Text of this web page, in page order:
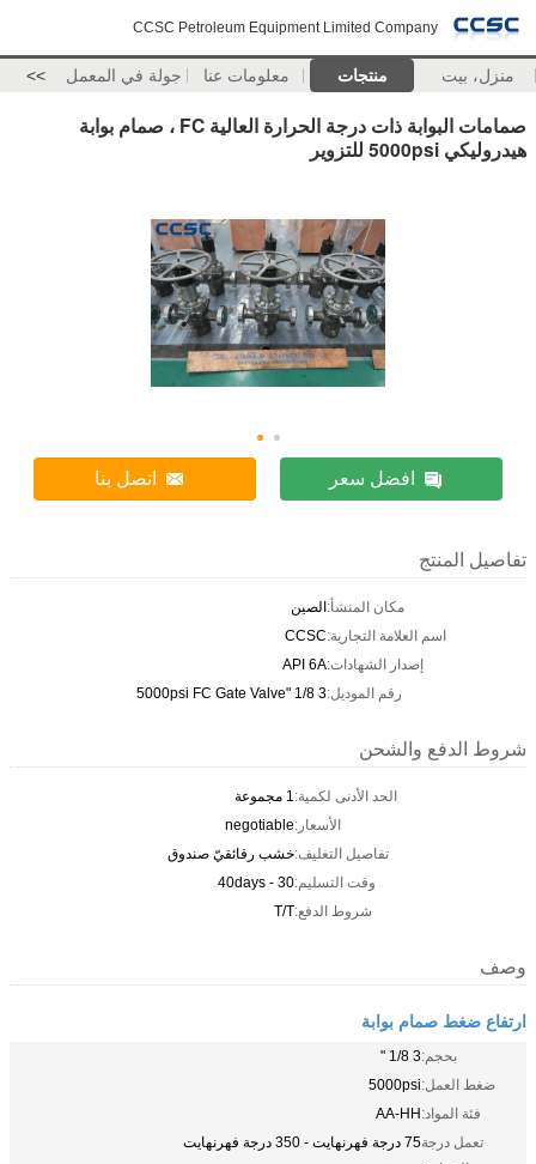
CCSC Petroleum Equipment Limited Company
منزل، بيت منتجات معلومات عنا جولة في المعمل >>
صمامات البوابة ذات درجة الحرارة العالية FC ، صمام بوابة
هيدروليكي 5000psi للتزوير
افضل سعر اتصل بنا
تفاصيل المنتج
مكان المنشأ:الصين
اسم العلامة التجارية:CCSC
إصدار الشهادات:API 6A
رقم الموديل:3 1/8 "5000psi FC Gate Valve
شروط الدفع والشحن
الحد الأدنى لكمية:1 مجموعة
الأسعار:negotiable
تفاصيل التغليف:خشب رقائقيّ صندوق
وقت التسليم:30 - 40days
شروط الدفع:T/T
وصف
ارتفاع ضغط صمام بوابة
بحجم:3 1/8 "
ضغط العمل:5000psi
فئة المواد:AA-HH
تعمل درجة75 درجة فهرنهايت - 350 درجة فهرنهايت